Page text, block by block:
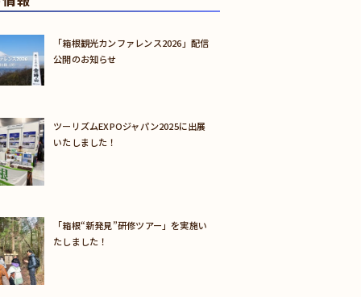
「箱根観光カンファレンス2026」配信
公開のお知らせ
ツーリズムEXPOジャパン2025に出展
いたしました！
「箱根“新発見”研修ツアー」を実施い
たしました！